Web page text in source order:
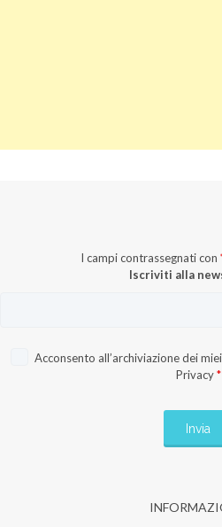
I campi contrassegnati con
Iscriviti alla
Acconsento all’archiviazione dei
Privacy *